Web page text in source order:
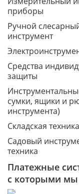
приборы
Ручной
инструмент
Средства
защиты
сумки, ящики и
инструмента)
Складская техника
Садовый
техника
Платежные
с которыми мы